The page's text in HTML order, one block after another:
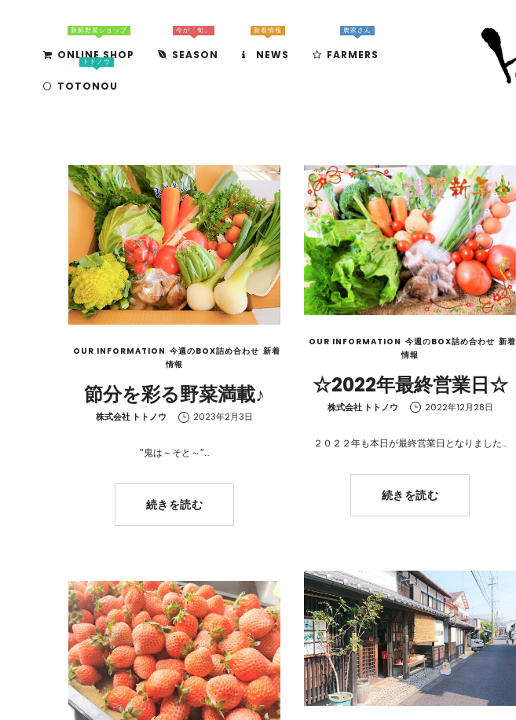
ONLINE SHOP
新鮮野菜ショップ
SEASON
今が「旬」
NEWS
新着情報
FARMERS
農家さん
TOTONOU
トトノウ
OUR INFORMATION 今週のBOX詰め合わせ 新着
情報
節分を彩る野菜満載♪
by
株式会社 トトノウ 2023年2月3日
“鬼は～そと～”…
続きを読む
OUR INFORMATION 今週のBOX詰め合わせ 新着
情報
☆2022年最終営業日☆
by
株式会社 トトノウ 2022年12月28日
２０２２年も本日が最終営業日となりました…
続きを読む